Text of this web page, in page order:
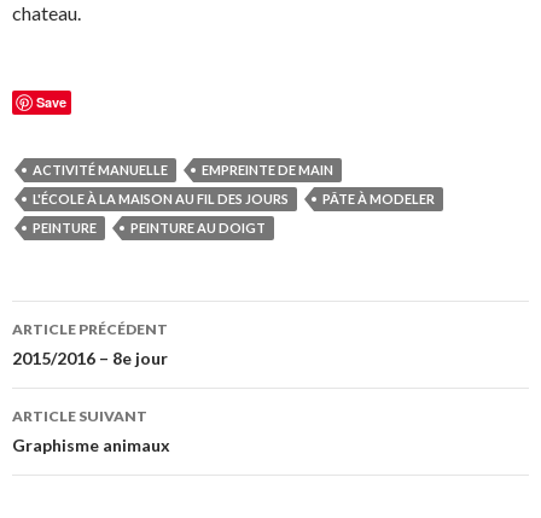
chateau.
Save
ACTIVITÉ MANUELLE
EMPREINTE DE MAIN
L'ÉCOLE À LA MAISON AU FIL DES JOURS
PÂTE À MODELER
PEINTURE
PEINTURE AU DOIGT
Navigation
de
l’article
ARTICLE PRÉCÉDENT
2015/2016 – 8e jour
ARTICLE SUIVANT
Graphisme animaux